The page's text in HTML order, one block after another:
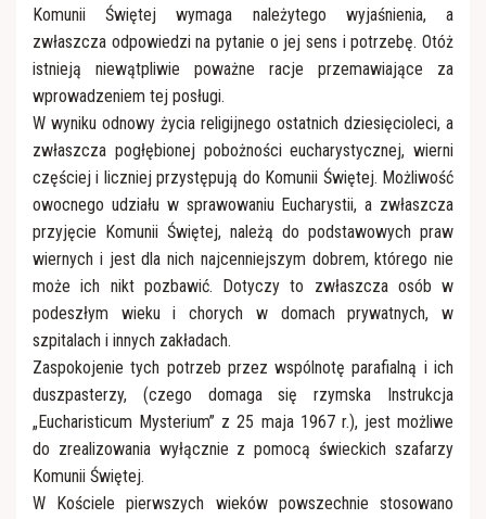
Cmentarz parafialny
Straż Pożarna
Apostolat Margaretka
Nabożeństwo z modlitwą o uzdrowienie duszy i
ciała
Ratujmy małżeństwa
Kaplica szpitalna
Straż Honorowa NSPJ
Odnowa w Duchu Świętym
RŚŻ "Domowy Kościół"
Róże Różańcowe
Rycerstwo Niepokalanej
Towarzystwo Przyjaciół WSD
Komunii Świętej wymaga należytego wyjaśnienia, a
zwłaszcza odpowiedzi na pytanie o jej sens i potrzebę. Otóż
istnieją niewątpliwie poważne racje przemawiające za
wprowadzeniem tej posługi.
W wyniku odnowy życia religijnego ostatnich dziesięcioleci, a
zwłaszcza pogłębionej pobożności eucharystycznej, wierni
częściej i liczniej przystępują do Komunii Świętej. Możliwość
owocnego udziału w sprawowaniu Eucharystii, a zwłaszcza
przyjęcie Komunii Świętej, należą do podstawowych praw
wiernych i jest dla nich najcenniejszym dobrem, którego nie
może ich nikt pozbawić. Dotyczy to zwłaszcza osób w
podeszłym wieku i chorych w domach prywatnych, w
szpitalach i innych zakładach.
Zaspokojenie tych potrzeb przez wspólnotę parafialną i ich
duszpasterzy, (czego domaga się rzymska Instrukcja
„Eucharisticum Mysterium” z 25 maja 1967 r.), jest możliwe
do zrealizowania wyłącznie z pomocą świeckich szafarzy
Komunii Świętej.
W Kościele pierwszych wieków powszechnie stosowano